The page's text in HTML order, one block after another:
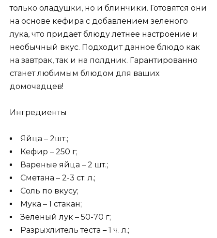
только оладушки, но и блинчики. Готовятся они
на основе кефира с добавлением зеленого
лука, что придает блюду летнее настроение и
необычный вкус. Подходит данное блюдо как
на завтрак, так и на полдник. Гарантированно
станет любимым блюдом для ваших
домочадцев!
Ингредиенты
Яйца – 2шт.;
Кефир – 250 г;
Вареные яйца – 2 шт.;
Сметана – 2-3 ст. л.;
Соль по вкусу;
Мука – 1 стакан;
Зеленый лук – 50-70 г;
Разрыхлитель теста – 1 ч. л.;